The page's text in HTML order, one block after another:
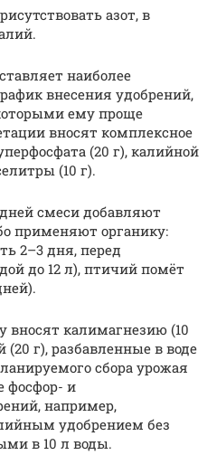
азот, в
наиболее
внесения удобрений,
ему проще
вносят комплексное
(20 г), калийной
(10 г).
смеси добавляют
применяют органику:
2–3 дня, перед
до 12 л), птичий помёт
калимагнезию (10
г), разбавленные в воде
сбора урожая
фосфор- и
например,
удобрением без
в 10 л воды.